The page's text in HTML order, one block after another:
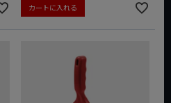
カートに入れる